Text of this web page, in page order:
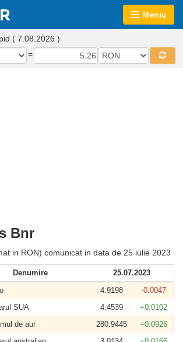
Meniu
( 7.08.2026 )
=
Bnr
in RON) comunicat in data de 25 iulie 2023
Denumire
25.07.2023
4.9198
-0.0047
SUA 4.4539
+0.0102
de aur 280.9445
+0.0926